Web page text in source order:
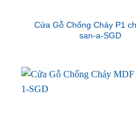
Cửa Gỗ Chống Cháy P1
san-a-SGD